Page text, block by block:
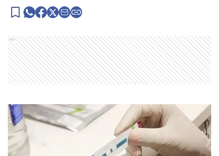
Ads